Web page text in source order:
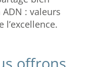
: valeurs